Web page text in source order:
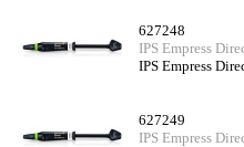
627248
IPS Empress
IPS Empress
627249
IPS Empress